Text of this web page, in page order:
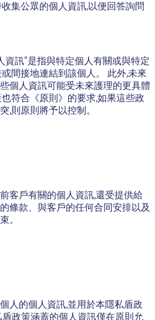
集公眾的個人資訊,以便回答詢問
資訊”是指與特定個人有關或與特定
間接地連結到該個人。 此外,未來
個人資訊可能受未來護理的更具體
符合《原則》的要求,如果這些政
,則原則將予以控制。
客戶有關的個人資訊,還受提供給
條款、與客戶的任何合同安排以及
。
人的個人資訊,並用於本隱私盾政
政策涵蓋的個人資訊僅在原則允